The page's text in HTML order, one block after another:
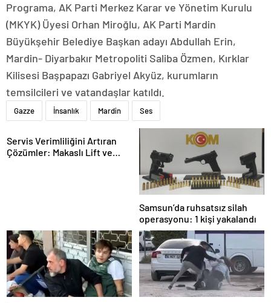
Programa, AK Parti Merkez Karar ve Yönetim Kurulu
(MKYK) Üyesi Orhan Miroğlu, AK Parti Mardin
Büyükşehir Belediye Başkan adayı Abdullah Erin,
Mardin- Diyarbakır Metropoliti Saliba Özmen, Kırklar
Kilisesi Başpapazı Gabriyel Akyüz, kurumların
temsilcileri ve vatandaşlar katıldı.
Gazze İnsanlık Mardin Ses
Servis Verimliliğini Artıran
Çözümler: Makaslı Lift ve
Samsun’da ruhsatsız silah
operasyonu: 1 kişi yakalandı